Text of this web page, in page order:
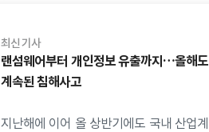
최신 기사
랜섬웨어부터 개인정보 유출까지…올해도
계속된 침해사고
지난해에 이어 올 상반기에도 국내 산업계